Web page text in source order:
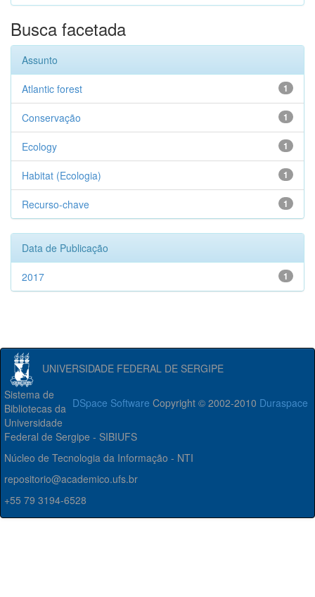
Busca facetada
Assunto
1
Atlantic forest
1
Conservação
1
Ecology
1
Habitat (Ecologia)
1
Recurso-chave
Data de Publicação
1
2017
UNIVERSIDADE FEDERAL DE SERGIPE
DSpace Software Copyright © 2002-2010 Duraspace
Sistema de
Bibliotecas da
Universidade
Federal de Sergipe - SIBIUFS
Núcleo de Tecnologia da Informação - NTI
repositorio@academico.ufs.br
+55 79 3194-6528